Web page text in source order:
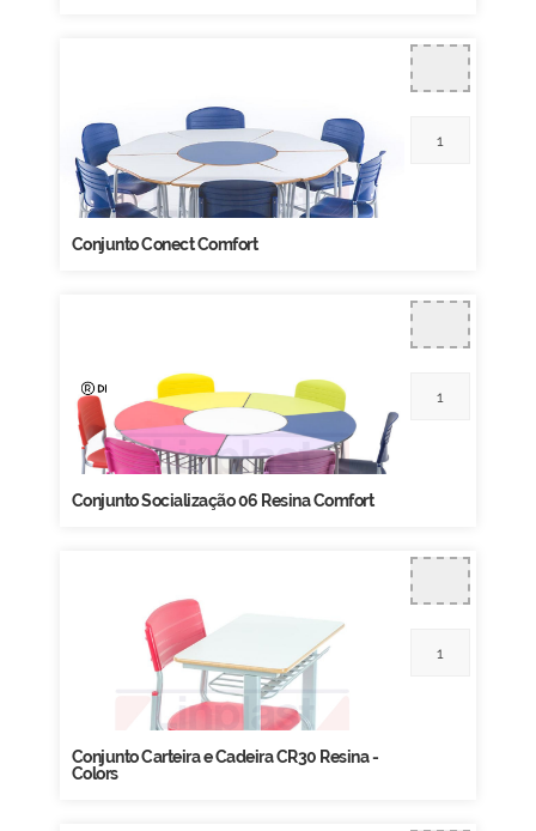
Conjunto Conect Comfort
Conjunto Socialização 06 Resina Comfort
Conjunto Carteira e Cadeira CR30 Resina -
Colors